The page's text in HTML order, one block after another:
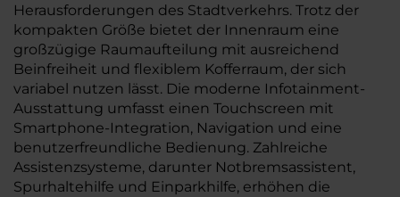
Herausforderungen des Stadtverkehrs. Trotz der
kompakten Größe bietet der Innenraum eine
großzügige Raumaufteilung mit ausreichend
Beinfreiheit und flexiblem Kofferraum, der sich
variabel nutzen lässt. Die moderne Infotainment-
Ausstattung umfasst einen Touchscreen mit
Smartphone-Integration, Navigation und eine
benutzerfreundliche Bedienung. Zahlreiche
Assistenzsysteme, darunter Notbremsassistent,
Spurhaltehilfe und Einparkhilfe, erhöhen die